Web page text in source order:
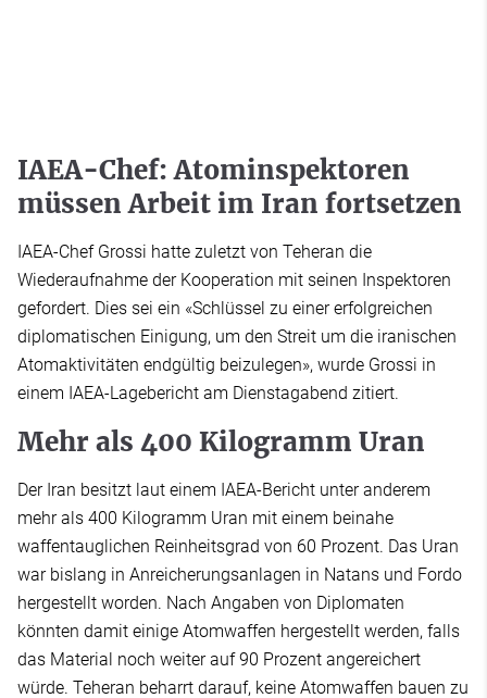
IAEA-Chef: Atominspektoren
müssen Arbeit im Iran fortsetzen
IAEA-Chef Grossi hatte zuletzt von Teheran die
Wiederaufnahme der Kooperation mit seinen Inspektoren
gefordert. Dies sei ein «Schlüssel zu einer erfolgreichen
diplomatischen Einigung, um den Streit um die iranischen
Atomaktivitäten endgültig beizulegen», wurde Grossi in
einem IAEA-Lagebericht am Dienstagabend zitiert.
Mehr als 400 Kilogramm Uran
Der Iran besitzt laut einem IAEA-Bericht unter anderem
mehr als 400 Kilogramm Uran mit einem beinahe
waffentauglichen Reinheitsgrad von 60 Prozent. Das Uran
war bislang in Anreicherungsanlagen in Natans und Fordo
hergestellt worden. Nach Angaben von Diplomaten
könnten damit einige Atomwaffen hergestellt werden, falls
das Material noch weiter auf 90 Prozent angereichert
würde. Teheran beharrt darauf, keine Atomwaffen bauen zu